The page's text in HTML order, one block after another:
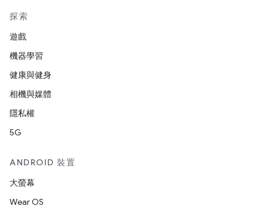
探索
遊戲
機器學習
健康與健身
相機與媒體
隱私權
5G
ANDROID 裝置
大螢幕
Wear OS